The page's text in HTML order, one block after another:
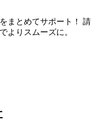
とめてサポート！ 請
りスムーズに。